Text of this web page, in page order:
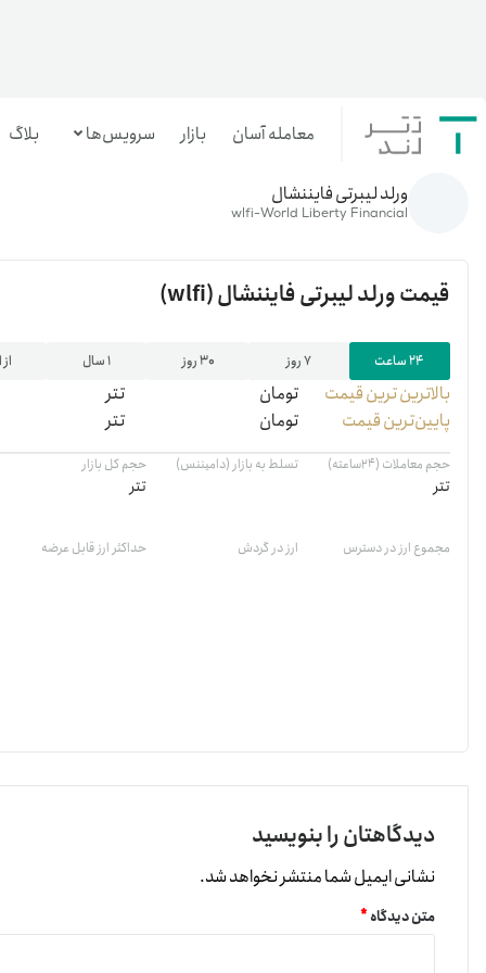
معامله آسان بازار سرویس‌ها
بازار تترلند
سرمایه‌گذاری آسان
بلاگ خانه رمزارزها/
wlfi
ورلد لیبرتی فایننشال
wlfi-World Liberty Financial
قیمتورلد لیبرتی فایننشال
۲۴ ساعت ۷ روز ۳۰ روز ۱ سال
بالاترین ‌ترین قیمت تومان
تتر
پایین‌ترین قیمت
تومان تتر
حجم معاملات (۲۴ساعته)
تتر
تسلط به بازار (دامیننس) حجم کل بازار
تتر
مجموع ارز در دسترس ارز در گردش حداکثر ارز قابل عرضه
دیدگاهتان را بنویسید
نشانی ایمیل شما منتشر نخواهد شد.
متن دیدگاه*